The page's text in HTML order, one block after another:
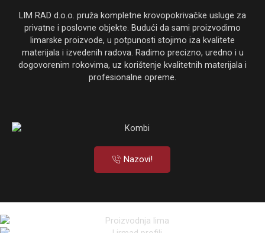
LIM RAD d.o.o. pruža kompletne krovopokrivačke usluge za
privatne i poslovne objekte. Budući da sami proizvodimo
limarske proizvode, u potpunosti stojimo iza kvalitete
materijala i izvedenih radova. Radimo precizno, uredno i u
dogovorenim rokovima, uz korištenje kvalitetnih materijala i
profesionalne opreme.
Nazovi!